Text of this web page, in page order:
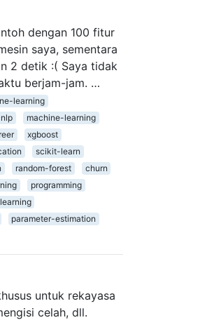
dengan 100 fitur
saya, sementara
2 detik :( Saya tidak
berjam-jam. …
learning
machine-learning
xgboost
scikit-learn
random-forest
churn
programming
parameter-estimation
untuk rekayasa
celah, dll.